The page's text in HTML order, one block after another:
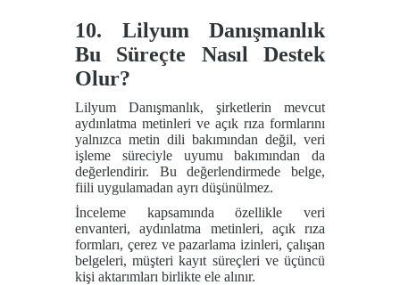
10. Lilyum Danışmanlık
Bu Süreçte Nasıl Destek
Olur?
Lilyum Danışmanlık, şirketlerin mevcut
aydınlatma metinleri ve açık rıza formlarını
yalnızca metin dili bakımından değil, veri
işleme süreciyle uyumu bakımından da
değerlendirir. Bu değerlendirmede belge,
fiili uygulamadan ayrı düşünülmez.
İnceleme kapsamında özellikle veri
envanteri, aydınlatma metinleri, açık rıza
formları, çerez ve pazarlama izinleri, çalışan
belgeleri, müşteri kayıt süreçleri ve üçüncü
kişi aktarımları birlikte ele alınır.